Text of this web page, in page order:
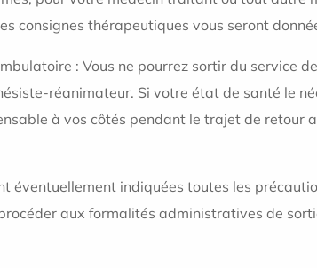
consignes thérapeutiques vous seront
: Vous ne pourrez sortir du service
réanimateur. Si votre état de santé le
à vos côtés pendant le trajet de
éventuellement indiquées toutes les
aux formalités administratives de